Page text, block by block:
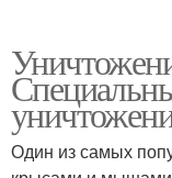
Один из самых